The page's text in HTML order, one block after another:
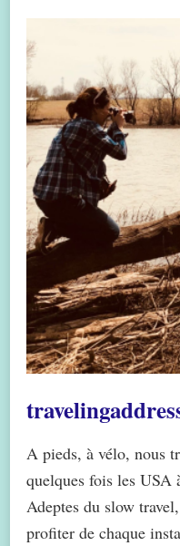
A pieds, à vélo, nous
quelques fois les USA
Adeptes du slow
profiter de chaque